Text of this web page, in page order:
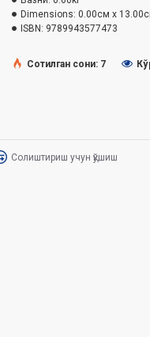
Dimensions: 0.00см x
ISBN: 9789943577473
Сотилган сони: 7
Солиштириш учун қўшиш